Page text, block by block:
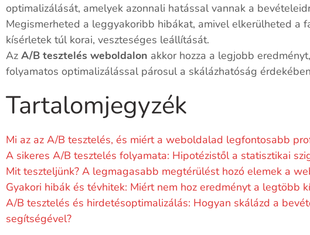
optimalizálását, amelyek azonnali hatással vannak a
Megismerheted a leggyakoribb hibákat, amivel elkerülheted a
kísérletek túl korai, veszteséges leállítását.
Az A/B tesztelés weboldalon akkor hozza a legjobb
folyamatos optimalizálással párosul a skálázhatóság
Tartalomjegyzék
Mi az az A/B tesztelés, és miért a weboldalad legfontosabb
A sikeres A/B tesztelés folyamata: Hipotézistől a statisztikai
Mit teszteljünk? A legmagasabb megtérülést hozó elemek a
Gyakori hibák és tévhitek: Miért nem hoz eredményt a legtöbb
A/B tesztelés és hirdetésoptimalizálás: Hogyan skálázd a
segítségével?